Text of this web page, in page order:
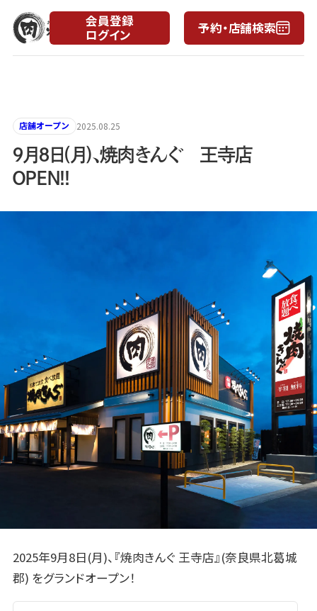
会員登録
ログイン
予約・店舗検索
店舗オープン 2025.08.25
9月8日(月)、焼肉きんぐ 王寺店
OPEN!!
2025年9月8日(月)、『焼肉きんぐ 王寺店』(奈良県北葛城
郡) をグランドオープン！